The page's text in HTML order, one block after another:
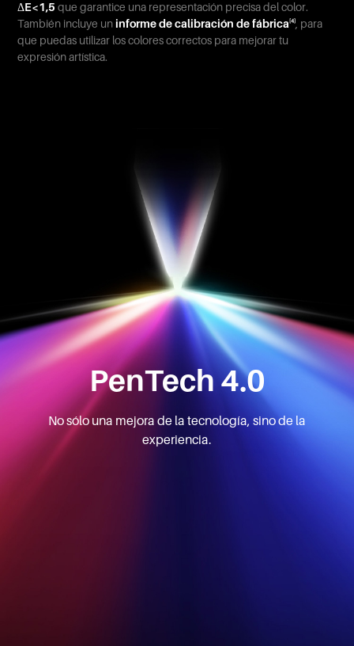
ΔE<1,5 que garantice una representación precisa del color.
También incluye uninforme de calibración de fábrica[4]
, para
que puedas utilizar los colores correctos para mejorar tu
expresión artística.
PenTech 4.0
No sólo una mejora de la tecnología, sino de la
experiencia.